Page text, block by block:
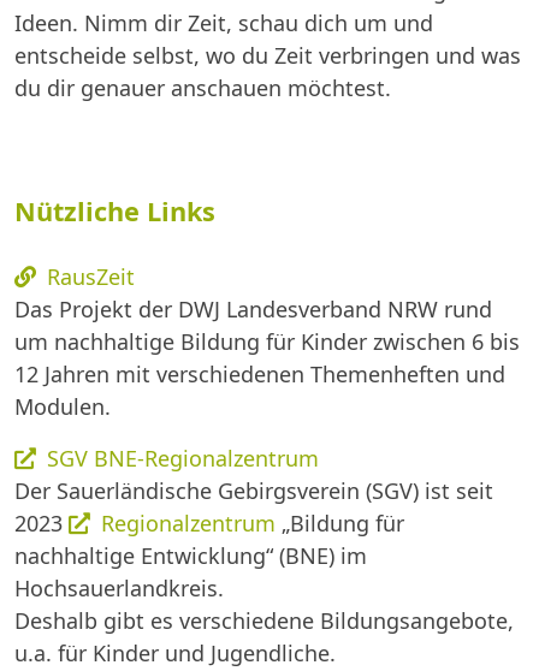
Ideen. Nimm dir Zeit, schau dich um und
entscheide selbst, wo du Zeit verbringen und was
du dir genauer anschauen möchtest.
Nützliche Links
RausZeit
Das Projekt der DWJ Landesverband NRW rund
um nachhaltige Bildung für Kinder zwischen 6 bis
12 Jahren mit verschiedenen Themenheften und
Modulen.
SGV BNE-Regionalzentrum
Der Sauerländische Gebirgsverein (SGV) ist seit
2023
Regionalzentrum „Bildung für
nachhaltige Entwicklung“ (BNE) im
Hochsauerlandkreis.
Deshalb gibt es verschiedene Bildungsangebote,
u.a. für Kinder und Jugendliche.